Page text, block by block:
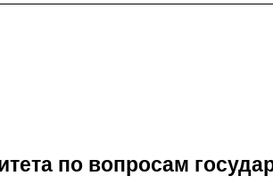
по вопросам